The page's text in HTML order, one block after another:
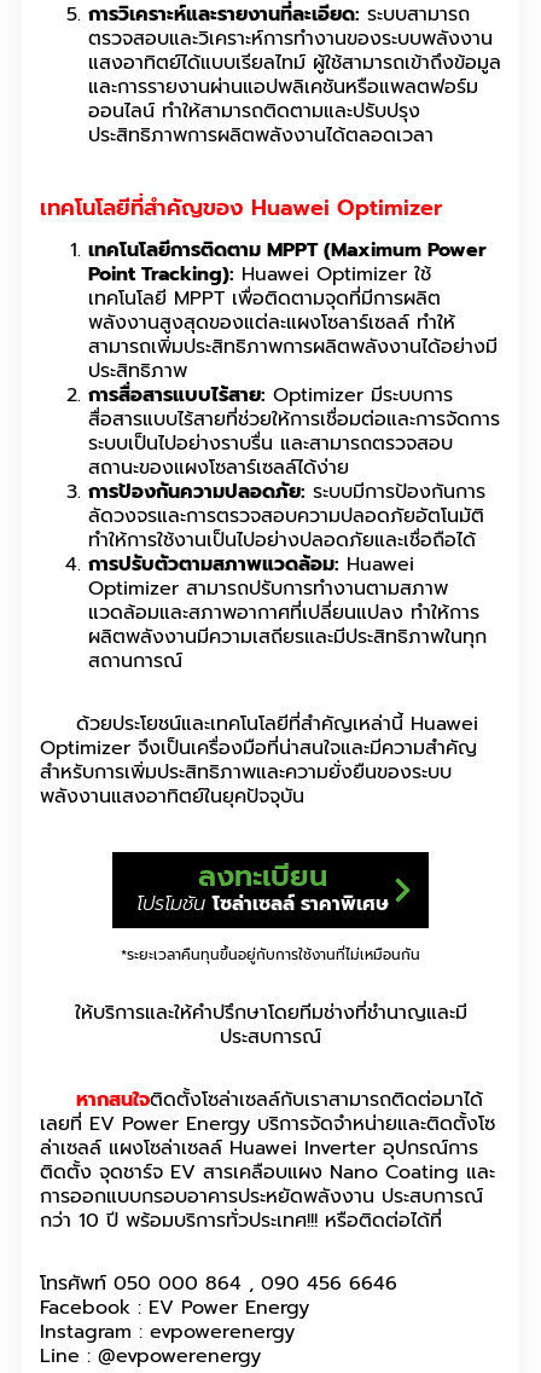
การวิเคราะห์และรายงานที่ละเอียด: ระบบสามารถ
ตรวจสอบและวิเคราะห์การทำงานของระบบพลังงาน
แสงอาทิตย์ได้แบบเรียลไทม์ ผู้ใช้สามารถเข้าถึงข้อมูล
และการรายงานผ่านแอปพลิเคชันหรือแพลตฟอร์ม
ออนไลน์ ทำให้สามารถติดตามและปรับปรุง
ประสิทธิภาพการผลิตพลังงานได้ตลอดเวลา
เทคโนโลยีที่สำคัญของ Huawei Optimizer
เทคโนโลยีการติดตาม MPPT (Maximum Power
Point Tracking): Huawei Optimizer ใช้
เทคโนโลยี MPPT เพื่อติดตามจุดที่มีการผลิต
พลังงานสูงสุดของแต่ละแผงโซลาร์เซลล์ ทำให้
สามารถเพิ่มประสิทธิภาพการผลิตพลังงานได้อย่างมี
ประสิทธิภาพ
การสื่อสารแบบไร้สาย: Optimizer มีระบบการ
สื่อสารแบบไร้สายที่ช่วยให้การเชื่อมต่อและการจัดการ
ระบบเป็นไปอย่างราบรื่น และสามารถตรวจสอบ
สถานะของแผงโซลาร์เซลล์ได้ง่าย
การป้องกันความปลอดภัย: ระบบมีการป้องกันการ
ลัดวงจรและการตรวจสอบความปลอดภัยอัตโนมัติ
ทำให้การใช้งานเป็นไปอย่างปลอดภัยและเชื่อถือได้
การปรับตัวตามสภาพแวดล้อม: Huawei
Optimizer สามารถปรับการทำงานตามสภาพ
แวดล้อมและสภาพอากาศที่เปลี่ยนแปลง ทำให้การ
ผลิตพลังงานมีความเสถียรและมีประสิทธิภาพในทุก
สถานการณ์
ด้วยประโยชน์และเทคโนโลยีที่สำคัญเหล่านี้ Huawei
Optimizer จึงเป็นเครื่องมือที่น่าสนใจและมีความสำคัญ
สำหรับการเพิ่มประสิทธิภาพและความยั่งยืนของระบบ
พลังงานแสงอาทิตย์ในยุคปัจจุบัน
ลงทะเบียน
โปรโมชัน โซล่าเซลล์ ราคาพิเศษ
*ระยะเวลาคืนทุนขึ้นอยู่กับการใช้งานที่ไม่เหมือนกัน
ให้บริการและให้คำปรึกษาโดยทีมช่างที่ชำนาญและมี
ประสบการณ์
หากสนใจติดตั้งโซล่าเซลล์กับเราสามารถติดต่อมาได้
เลยที่ EV Power Energy บริการจัดจำหน่ายและติดตั้งโซ
ล่าเซลล์ แผงโซล่าเซลล์ Huawei Inverter อุปกรณ์การ
ติดตั้ง จุดชาร์จ EV สารเคลือบแผง Nano Coating และ
การออกแบบกรอบอาคารประหยัดพลังงาน ประสบการณ์
กว่า 10 ปี พร้อมบริการทั่วประเทศ!!! หรือติดต่อได้ที่
โทรศัพท์ 050 000 864 , 090 456 6646
Facebook : EV Power Energy
Instagram : evpowerenergy
Line : @evpowerenergy